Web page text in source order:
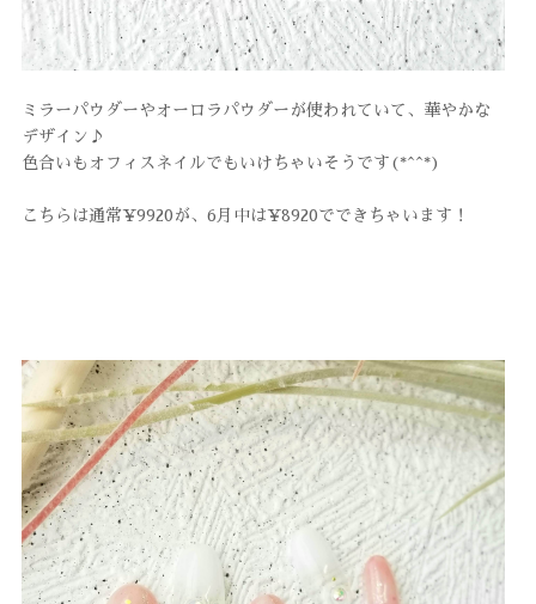
ミラーパウダーやオーロラパウダーが使われていて、華やかな
デザイン♪
色合いもオフィスネイルでもいけちゃいそうです(*^^*)
こちらは通常¥9920が、6月中は¥8920でできちゃいます！